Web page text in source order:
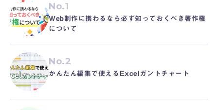
No.1
Web制作に携わるなら必ず知っておくべき著作権
について
No.2
かんたん編集で使えるExcelガントチャート